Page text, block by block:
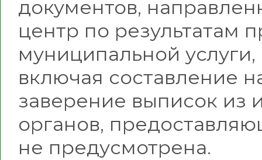
документов,
центр по результатам
муниципальной
включая составление
заверение выписок из
органов,
не предусмотрена.